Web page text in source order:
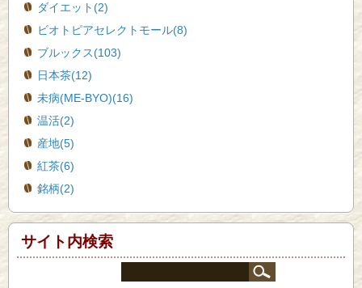
ダイエット(2)
ビオトピアセレクトモール(8)
ブルックス(103)
日本茶(12)
未病(ME-BYO)(16)
温活(2)
産地(5)
紅茶(6)
銘柄(2)
サイト内検索